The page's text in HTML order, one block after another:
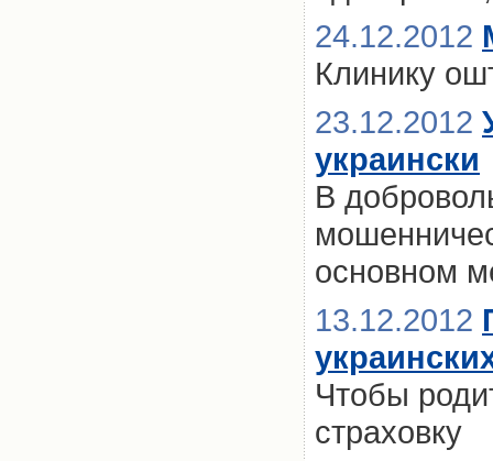
24.12.2012
Клинику
23.12.2012
украински
В
основном
13.12.2012
Чтобы
страховку